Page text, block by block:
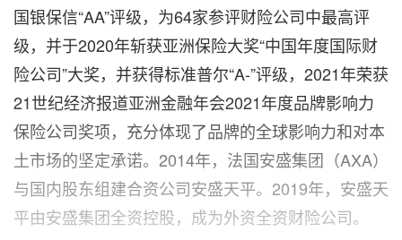
国银保信“AA”评级，为64家参评财险公司中最高评
级，并于2020年斩获亚洲保险大奖“中国年度国际财
险公司”大奖，并获得标准普尔“A-”评级，2021年荣获
21世纪经济报道亚洲金融年会2021年度品牌影响力
保险公司奖项，充分体现了品牌的全球影响力和对本
土市场的坚定承诺。2014年，法国安盛集团（AXA）
与国内股东组建合资公司安盛天平。2019年，安盛天
平由安盛集团全资控股，成为外资全资财险公司。